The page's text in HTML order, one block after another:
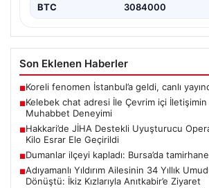
BTC 3084000
Son Eklenen Haberler
■Koreli fenomen İstanbul’a geldi, canlı
■Kelebek chat adresi İle Çevrim içi
Muhabbet Deneyimi
■Hakkari’de JİHA Destekli Uyuşturucu
Kilo Esrar Ele Geçirildi
■Dumanlar ilçeyi kapladı: Bursa’da
■Adıyamanlı Yıldırım Ailesinin 34 Yıllık
Dönüştü: İkiz Kızlarıyla Anıtkabir’e Ziyaret